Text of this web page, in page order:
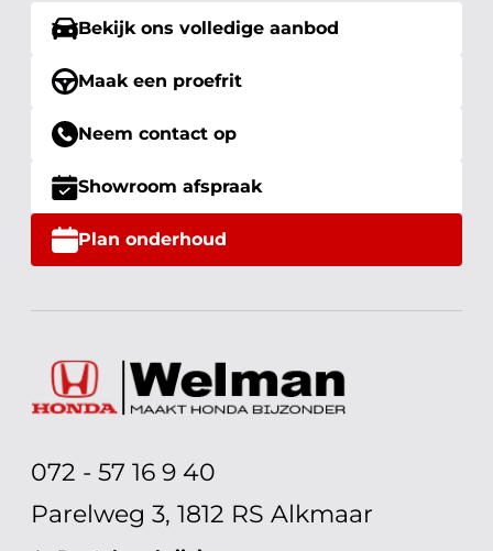
Bekijk ons volledige aanbod
Maak een proefrit
Neem contact op
Showroom afspraak
Plan onderhoud
072 - 57 16 9 40
Parelweg 3, 1812 RS Alkmaar